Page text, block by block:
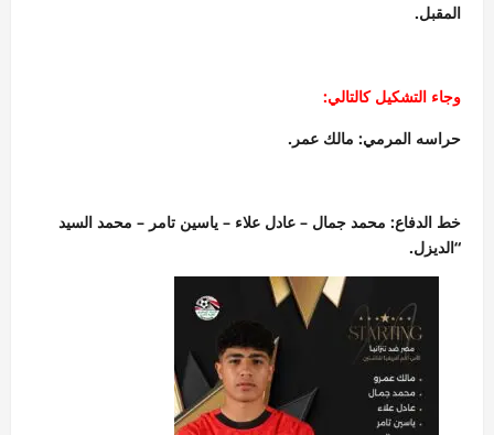
المقبل.
وجاء التشكيل كالتالي:
حراسه المرمي: مالك عمر.
خط الدفاع: محمد جمال – عادل علاء – ياسين تامر – محمد السيد
“الديزل.